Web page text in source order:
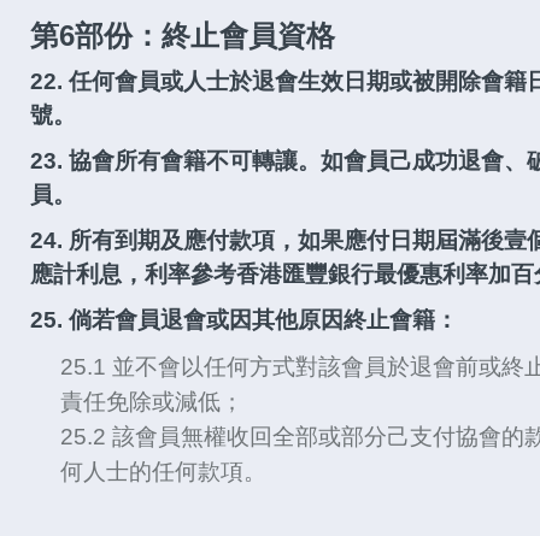
第6部份：終止會員資格
22. 任何會員或人士於退會生效日期或被開除會籍
號。
23. 協會所有會籍不可轉讓。如會員己成功退會、
員。
24. 所有到期及應付款項，如果應付日期屆滿後壹
應計利息，利率參考香港匯豐銀行最優惠利率加
25. 倘若會員退會或因其他原因終止會籍：
25.1 並不會以任何方式對該會員於退會前或終
責任免除或減低；
25.2 該會員無權收回全部或部分己支付協會的
何人士的任何款項。